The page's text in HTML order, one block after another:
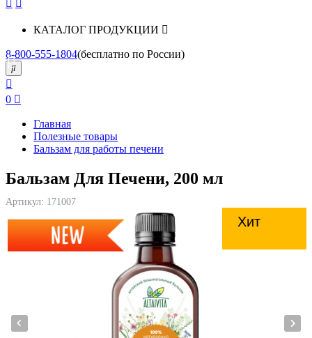
КАТАЛОГ ПРОДУКЦИИ
8-800-555-1804(бесплатно по России)
0
Главная
Полезные товары
Бальзам для работы печени
Бальзам Для Печени, 200 мл
Артикул: 171007
Хит